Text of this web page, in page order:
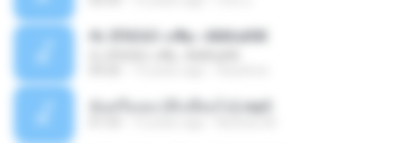
ґЬ ЗПіЄАЗ »з¶ы -АМАзИЖ
ฉันหรือเธอ (ที่เปลี่ยนไป).mp3